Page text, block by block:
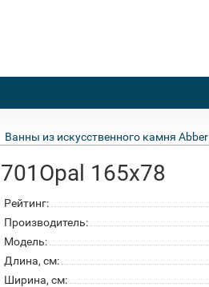
Ванны из искусственного камня Abber
165x78
Рейтинг:
Производитель:
Модель:
Длина, см:
Ширина, см: